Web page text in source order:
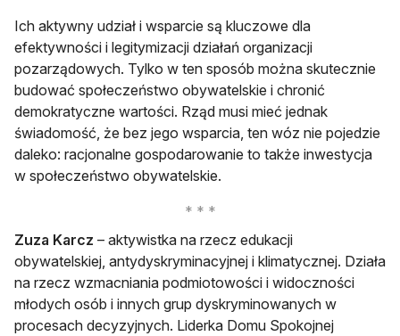
Ich aktywny udział i wsparcie są kluczowe dla
efektywności i legitymizacji działań organizacji
pozarządowych. Tylko w ten sposób można skutecznie
budować społeczeństwo obywatelskie i chronić
demokratyczne wartości. Rząd musi mieć jednak
świadomość, że bez jego wsparcia, ten wóz nie pojedzie
daleko: racjonalne gospodarowanie to także inwestycja
w społeczeństwo obywatelskie.
Zuza Karcz – aktywistka na rzecz edukacji
obywatelskiej, antydyskryminacyjnej i klimatycznej. Działa
na rzecz wzmacniania podmiotowości i widoczności
młodych osób i innych grup dyskryminowanych w
procesach decyzyjnych. Liderka Domu Spokojnej